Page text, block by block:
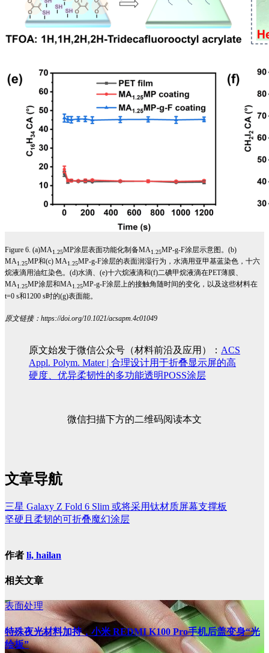
Figure 6. (a)MA1.25MP涂层表面功能化制备MA1.25MP-g-F涂层示意图。 (b)
MA1.25MP和(c) MA1.25MP-g-F涂层的表面润湿行为，水滴用亚甲基蓝染色，十六
烷液滴用油红染色。 (d)水滴、 (e)十六烷液滴和(f)二碘甲烷液滴在PET薄膜、
MA1.25MP涂层和MA1.25MP-g-F涂层上的接触角随时间的变化，以及这些材料在
t=0 s和1200 s时的(g)表面能。
原文链接： https://doi.org/10.1021/acsapm.4c01049
原文始发于微信公众号（材料前沿及应用）： ACS
Appl. Polym. Mater | 合理设计用于折叠显示屏的高
硬度、优异柔韧性的多功能透明POSS涂层
微信扫描下方的二维码阅读本文
文章导航
三星 Galaxy Z Fold 6 Slim 或将采用钛材质屏幕支撑板
坚硬且柔韧的可折叠魔幻涂层
作者 li, hailan
相关文章
表面处理
特殊夜光材料加持，小米 REDMI K100 Pro手机后盖变身“光
绘板”